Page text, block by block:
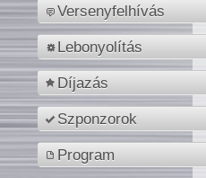
Versenyfelhívás
Lebonyolítás
Díjazás
Szponzorok
Program